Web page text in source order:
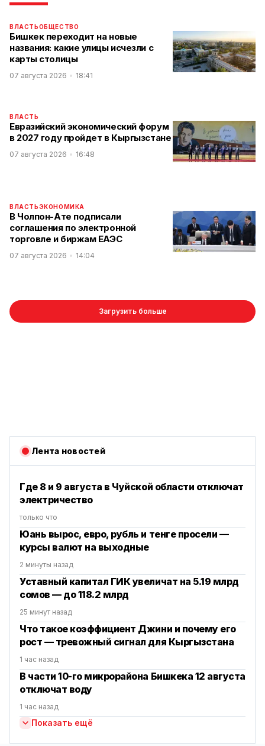
ВЛАСТЬОБЩЕСТВО
Бишкек переходит на новые
названия: какие улицы исчезли с
карты столицы
07 августа 2026 18:41
ВЛАСТЬ
Евразийский экономический форум
в 2027 году пройдет в Кыргызстане
07 августа 2026 16:48
ВЛАСТЬЭКОНОМИКА
В Чолпон-Ате подписали
соглашения по электронной
торговле и биржам ЕАЭС
07 августа 2026 14:04
Загрузить больше
Лента новостей
Где 8 и 9 августа в Чуйской области отключат
электричество
только что
Юань вырос, евро, рубль и тенге просели —
курсы валют на выходные
2 минуты назад
Уставный капитал ГИК увеличат на 5.19 млрд
сомов — до 118.2 млрд
25 минут назад
Что такое коэффициент Джини и почему его
рост — тревожный сигнал для Кыргызстана
1 час назад
В части 10-го микрорайона Бишкека 12 августа
отключат воду
1 час назад
Показать ещё